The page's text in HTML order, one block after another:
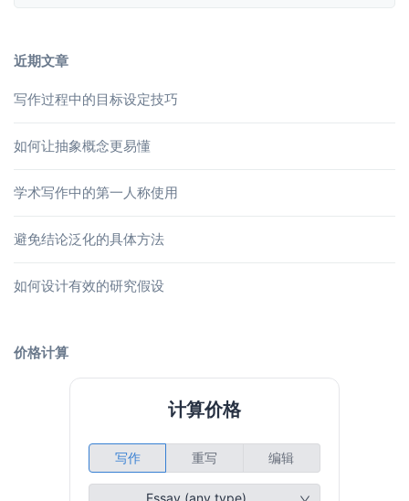
近期文章
写作过程中的目标设定技巧
如何让抽象概念更易懂
学术写作中的第一人称使用
避免结论泛化的具体方法
如何设计有效的研究假设
价格计算